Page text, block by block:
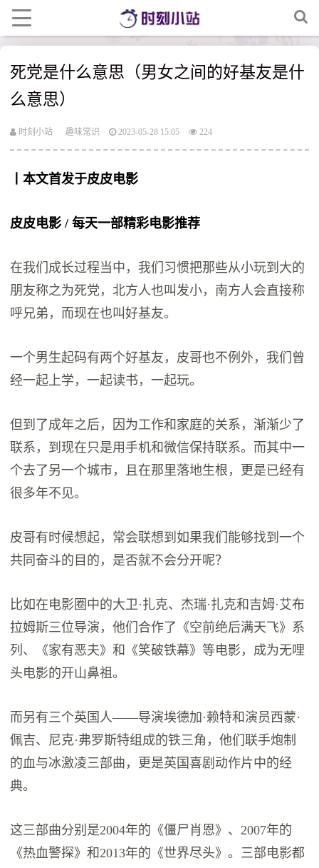
死党是什么意思（男女之间的好基友是什
么意思）
时刻小站 趣味常识 2023-05-28 15:05 224
丨本文首发于皮皮电影
皮皮电影 / 每天一部精彩电影推荐
在我们成长过程当中，我们习惯把那些从小玩到大的
朋友称之为死党，北方人也叫发小，南方人会直接称
呼兄弟，而现在也叫好基友。
一个男生起码有两个好基友，皮哥也不例外，我们曾
经一起上学，一起读书，一起玩。
但到了成年之后，因为工作和家庭的关系，渐渐少了
联系，到现在只是用手机和微信保持联系。而其中一
个去了另一个城市，且在那里落地生根，更是已经有
很多年不见。
皮哥有时候想起，常会联想到如果我们能够找到一个
共同奋斗的目的，是否就不会分开呢？
比如在电影圈中的大卫·扎克、杰瑞·扎克和吉姆·艾布
拉姆斯三位导演，他们合作了《空前绝后满天飞》系
列、《家有恶夫》和《笑破铁幕》等电影，成为无哩
头电影的开山鼻祖。
而另有三个英国人——导演埃德加·赖特和演员西蒙·
佩吉、尼克·弗罗斯特组成的铁三角，他们联手炮制
的血与冰激凌三部曲，更是英国喜剧动作片中的经
典。
这三部曲分别是2004年的《僵尸肖恩》、2007年的
《热血警探》和2013年的《世界尽头》。三部电影都